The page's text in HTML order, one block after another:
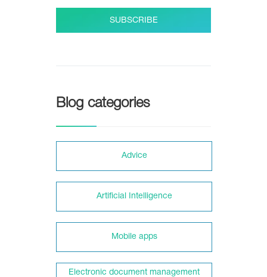
SUBSCRIBE
Blog categories
Adviсe
Artificial Intelligence
Mobile apps
Electronic document management